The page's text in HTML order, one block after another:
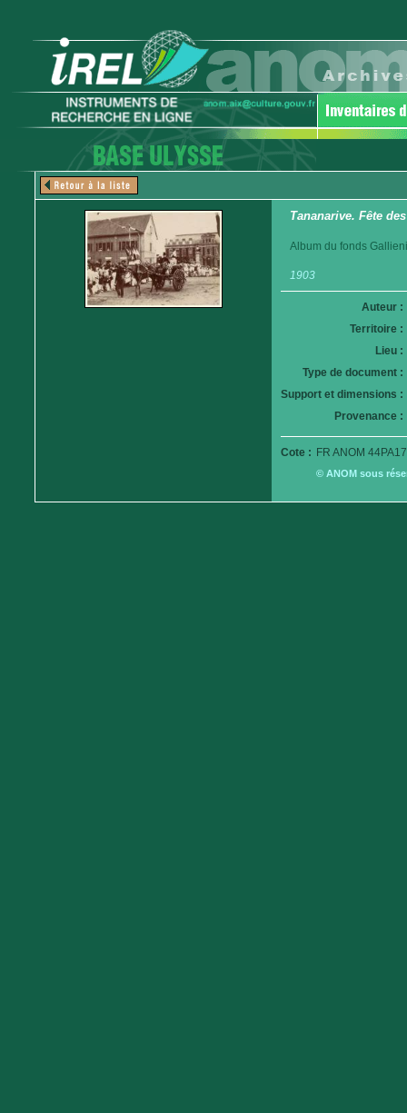
Tananarive. Fête
Album du fonds
1903
Auteur :
Territoire :
Lieu :
Type de document :
Support et dimensions :
Provenance :
Cote : FR ANOM
© ANOM sous